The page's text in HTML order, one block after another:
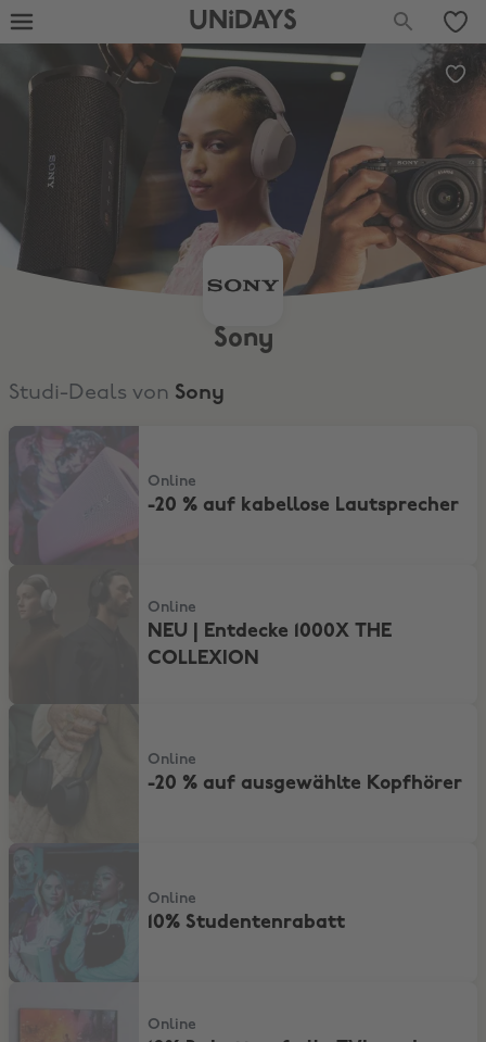
UNiDAYS
Sony
Studi-Deals von Sony
-20 % auf kabellose Lautsprecher
Online
-20 % auf kabellose Lautsprecher
NEU | Entdecke 1000X THE COLLEXION
Online
NEU | Entdecke 1000X THE
COLLEXION
-20 % auf ausgewählte Kopfhörer
Online
-20 % auf ausgewählte Kopfhörer
10% Studentenrabatt
Online
10% Studentenrabatt
Online